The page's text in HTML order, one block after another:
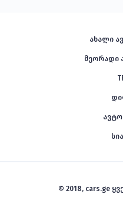
ახალი
მეორადი
© 2018, cars.ge